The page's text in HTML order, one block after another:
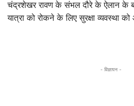
चंद्रशेखर रावण के संभल दौरे के ऐलान के
यात्रा को रोकने के लिए सुरक्षा व्यवस्था
- विज्ञापन -